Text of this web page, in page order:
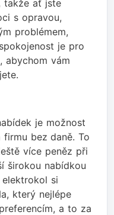
takže ať jste
s opravou,
problémem,
je pro
abychom vám
je možnost
bez daně. To
více peněz při
širokou nabídkou
si
který nejlépe
a to za